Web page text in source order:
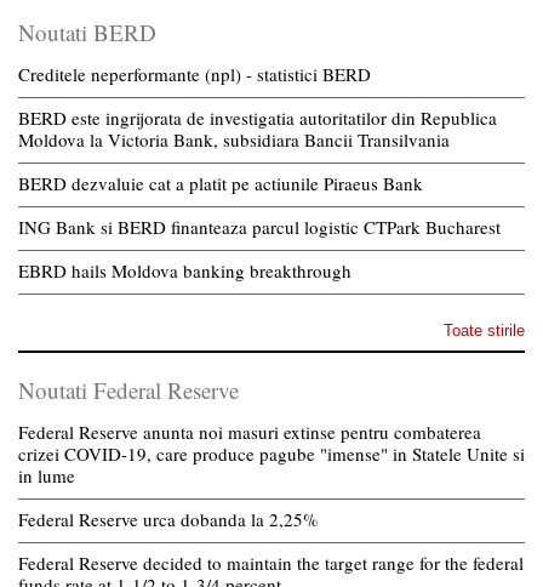
Noutati BERD
Creditele neperformante (npl) - statistici BERD
BERD este ingrijorata de investigatia autoritatilor din Republica
Moldova la Victoria Bank, subsidiara Bancii Transilvania
BERD dezvaluie cat a platit pe actiunile Piraeus Bank
ING Bank si BERD finanteaza parcul logistic CTPark Bucharest
EBRD hails Moldova banking breakthrough
Toate stirile
Noutati Federal Reserve
Federal Reserve anunta noi masuri extinse pentru combaterea
crizei COVID-19, care produce pagube "imense" in Statele Unite si
in lume
Federal Reserve urca dobanda la 2,25%
Federal Reserve decided to maintain the target range for the federal